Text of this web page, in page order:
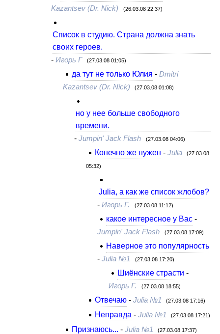
Kazantsev (Dr. Nick)
(26.03.08 22:37)
Список в студию. Страна должна знать
своих героев.
-Игорь Г (27.03.08 01:05)
да тут не только Юлия - Dmitri
Kazantsev (Dr. Nick)
(27.03.08 01:08)
но у нее больше свободного
времени.
-Jumpin' Jack Flash (27.03.08 04:06)
Конечно же нужен - Julia (27.03.08
05:32)
Julia, а как же список жлобов?
- Игорь Г. (27.03.08 11:12)
какое интересное у Вас-
Jumpin' Jack Flash (27.03.08 17:09)
Наверное это популярность
- Julia №1 (27.03.08 17:20)
Шиёнские страсти -
Игорь Г. (27.03.08 18:55)
Отвечаю- Julia №1 (27.03.08 17:16)
Неправда - Julia №1 (27.03.08 17:21)
Признаюсь... - Julia №1 (27.03.08 17:37)